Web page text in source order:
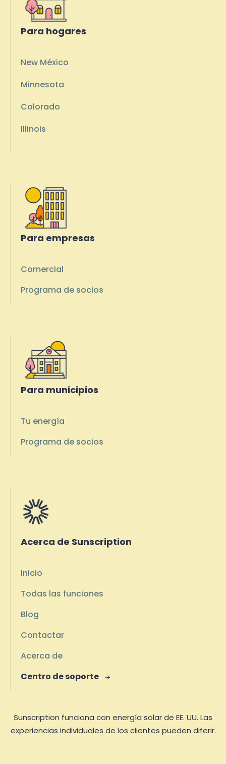
Para hogares
New México
Minnesota
Colorado
Illinois
Para empresas
Comercial
Programa de socios
Para municipios
Tu energía
Programa de socios
Acerca de Sunscription
Inicio
Todas las funciones
Blog
Contactar
Acerca de
Centro de soporte

Sunscription funciona con energía solar de EE. UU. Las
experiencias individuales de los clientes pueden diferir.